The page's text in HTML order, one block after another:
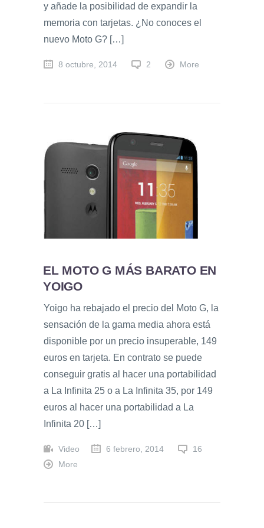
y añade la posibilidad de expandir la
memoria con tarjetas. ¿No conoces el
nuevo Moto G? […]
8 octubre, 2014 2 More
EL MOTO G MÁS BARATO EN
YOIGO
Yoigo ha rebajado el precio del Moto G, la
sensación de la gama media ahora está
disponible por un precio insuperable, 149
euros en tarjeta. En contrato se puede
conseguir gratis al hacer una portabilidad
a La Infinita 25 o a La Infinita 35, por 149
euros al hacer una portabilidad a La
Infinita 20 […]
Video 6 febrero, 2014
16
More